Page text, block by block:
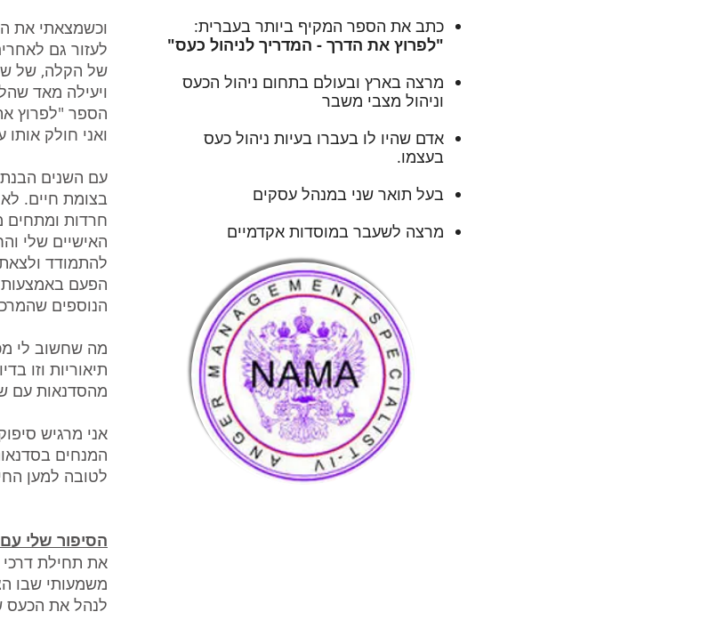
וכשמצאתי את
לעזור גם
של הקלה, של
ויעילה מאד
הספר "לפרוץ
ואני חולק
עם השנים
בצומת חיים.
חרדות ומתחים
האישיים שלי
להתמודד
הפעם באמצעות
הנוספים
מה שחשוב לי
תיאוריות וזו
מהסדנאות עם
אני מרגיש
המנחים
לטובה למען
הסיפור שלי
את תחילת דרכי
משמעותי שבו
לנהל את הכעס
כתב את הספר המקיף ביותר בעברית:
"לפרוץ את הדרך - המדריך לניהול כעס"
מרצה בארץ ובעולם בתחום ניהול הכעס
וניהול מצבי משבר
אדם שהיו לו בעברו בעיות ניהול כעס
בעצמו.
בעל תואר שני במנהל עסקים
מרצה לשעבר במוסדות אקדמיים